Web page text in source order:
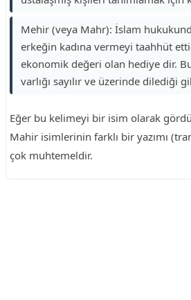
Mehir (veya Mahr): İslam
erkeğin kadına vermeyi taahhüt
ekonomik değeri olan hediye dir.
varlığı sayılır ve üzerinde dilediği
Eğer bu kelimeyi bir isim olarak
Mahir isimlerinin farklı bir yazımı
çok muhtemeldir.